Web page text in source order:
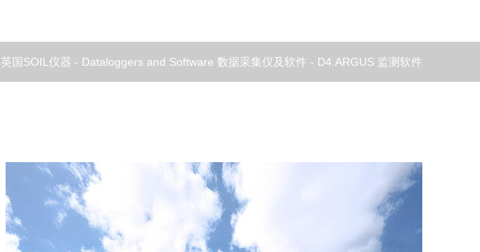
英国SOIL仪器 - Dataloggers and Software 数据采集仪及软件 - D4.ARGUS 监测软件